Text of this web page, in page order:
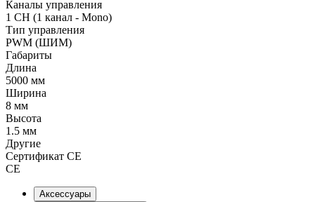
Каналы управления
1 CH (1 канал - Mono)
Тип управления
PWM (ШИМ)
Габариты
Длина
5000 мм
Ширина
8 мм
Высота
1.5 мм
Другие
Сертификат CE
CE
Аксессуары